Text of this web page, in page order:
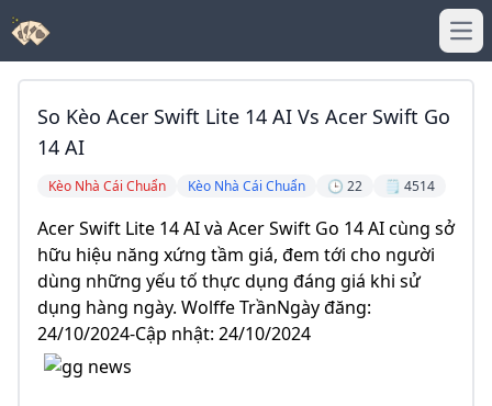
So Kèo Acer Swift Lite 14 AI Vs Acer Swift Go
14 AI
Kèo Nhà Cái Chuẩn Kèo Nhà Cái Chuẩn 🕒 22 🗒️ 4514
Acer Swift Lite 14 AI và Acer Swift Go 14 AI cùng sở
hữu hiệu năng xứng tầm giá, đem tới cho người
dùng những yếu tố thực dụng đáng giá khi sử
dụng hàng ngày. Wolffe TrầnNgày đăng:
24/10/2024-Cập nhật: 24/10/2024